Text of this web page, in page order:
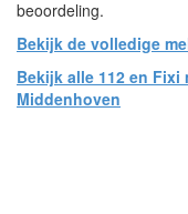
beoordeling.
Bekijk de volledige
Bekijk alle 112 en Fixi
Middenhoven